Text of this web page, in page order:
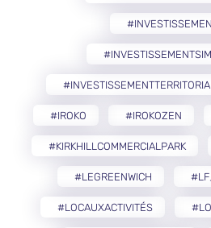
#IROKO #IROKOZEN
#KIRKHILLCOMMERCIALPARK
#LEGREENWICH
#LOCAUXACTIVITÉS